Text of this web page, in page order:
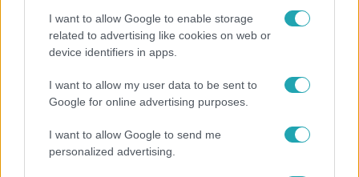
I want to allow Google to enable storage
related to advertising like cookies on web or
device identifiers in apps.
I want to allow my user data to be sent to
Google for online advertising purposes.
I want to allow Google to send me
personalized advertising.